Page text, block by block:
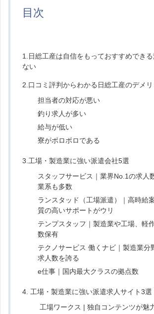
目次
1.日総工産は自信をもっておすすめでき
ない
2.口コミ評判からわかる日総工産のデメリ
担当者の対応が悪い
釣り求人が多い
給与が低い
寮がボロボロである
3.工場・製造業に強い派遣会社5選
スタッフサービス｜業界No.1の求人
業系も多数
ランスタッド（工場派遣）｜高時給
質の高いサポートがウリ
テンプスタッフ｜製造業や工場、軽
数保有
テクノサービス 働くナビ｜製造業分
求人数を誇る
e仕事｜国内最大クラスの拠点数
4. 工場・製造業に強い派遣求人サイト3選
工場ワークス | 独自コンテンツが魅